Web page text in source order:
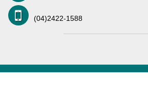
(04)2422-1588